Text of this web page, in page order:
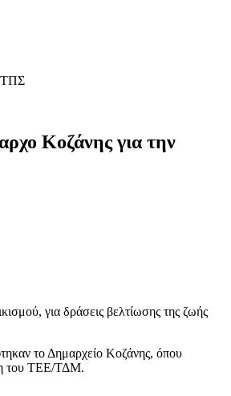
ΤΠΣ
Κοζάνης για την
, για δράσεις βελτίωσης της ζωής
το Δημαρχείο Κοζάνης, όπου
του ΤΕΕ/ΤΔΜ.